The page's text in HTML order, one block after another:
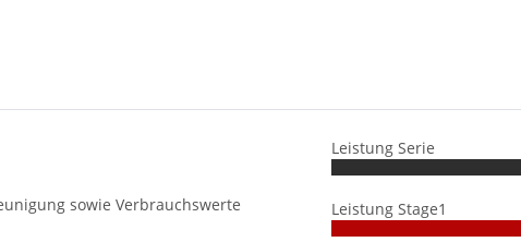
sowie Verbrauchswerte
Leistung Serie
Leistung Stage1